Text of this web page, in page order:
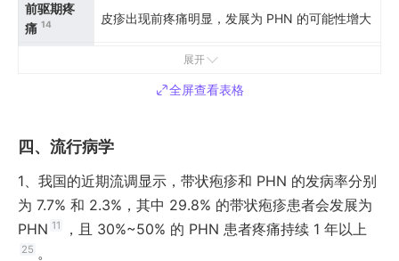
前驱期疼
痛 14 皮疹出现前疼痛明显，发展为 PHN 的可能性增大
疱疹期疼痛程度越严重，发展为 PHN 的可能性越
疱越多、皮损范围越广、皮损区温度越高和感觉
特殊部位
19-21
三叉神经分布区（尤其是眼部）、会阴部及上肢
及肩部（臂丛 C
5 1
其他
2,9,21,23
种族（黑人发病率低于白人）、使用 Janus 激酶
（Janus kinase，JAK）抑制剂 24 、手术、创
展开
全屏查看表格
流行病学
1、 我国的近期流调显示，带状疱疹和 PHN 的发病率分别
为 7.7% 和 2.3%，其中 29.8% 的带状疱疹患者会发展为
PHN 11 ，且 30%~50% 的 PHN 患者疼痛持续 1 年以上
25 。